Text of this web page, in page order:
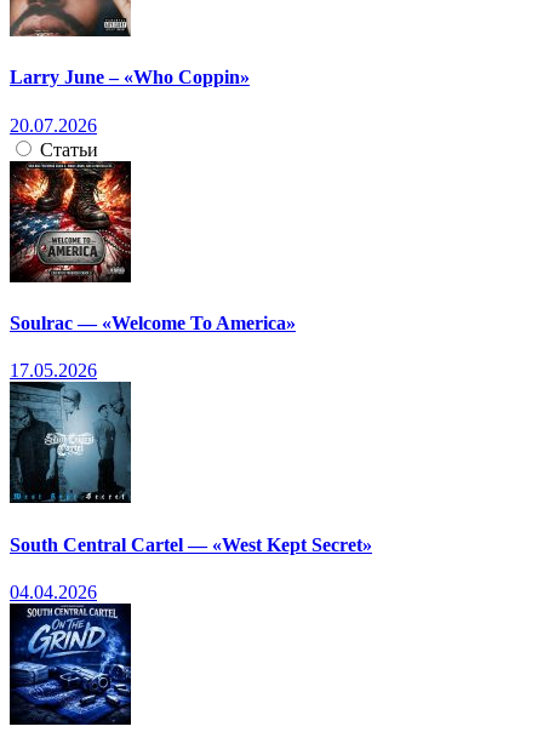
Larry June – «Who Coppin»
20.07.2026
Статьи
Soulrac — «Welcome To America»
17.05.2026
South Central Cartel — «West Kept Secret»
04.04.2026